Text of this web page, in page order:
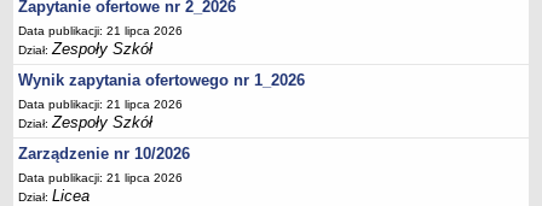
Zapytanie ofertowe nr 2_2026
Data publikacji: 21 lipca 2026
Dział:Zespoły Szkół
Wynik zapytania ofertowego nr 1_2026
Data publikacji: 21 lipca 2026
Dział:Zespoły Szkół
Zarządzenie nr 10/2026
Data publikacji: 21 lipca 2026
Dział:Licea